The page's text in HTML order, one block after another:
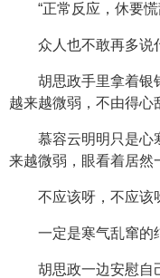
“正常反应，休要慌
众人也不敢再多说
胡思政手里拿着银
越来越微弱，不由得心
慕容云明明只是心
来越微弱，眼看着居然
不应该呀，不应该
一定是寒气乱窜的
胡思政一边安慰自